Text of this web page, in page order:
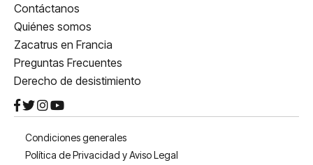
Contáctanos
Quiénes somos
Zacatrus en Francia
Preguntas Frecuentes
Derecho de desistimiento
Condiciones generales
Política de Privacidad y Aviso Legal